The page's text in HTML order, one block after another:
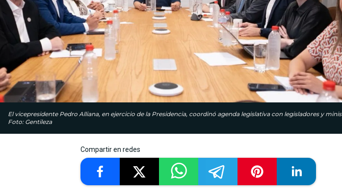
El vicepresidente Pedro Alliana, en ejercicio de la Presidencia, coordinó agenda legislativa con legisladores y
Foto: Gentileza
Compartir en redes